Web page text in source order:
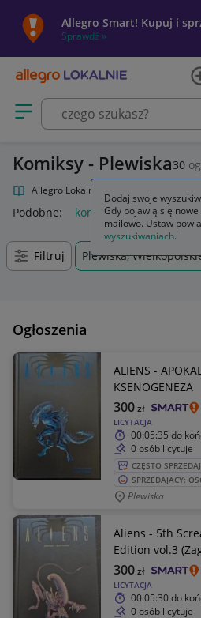
Allegro Smart! Kupuj i
Sprawdź »
Otwórz menu z kategoriami
Komiksy - Plewiska30
Allegro Lokalnie
Podobne: komiksy komiksy
Filtruj Plewiska,
Ogłoszenia
ALIENS -
KSENOGENEZA
LICYTACJA
300zł
00:05:35 do
0 osób licytuje
CZĘSTO
SPRZEDAJĄCY:
Plewiska
Aliens - 5th
Edition vol.3
LICYTACJA
300zł
00:05:30do
0 osób licytuje
Dodaj swoje
Gdy pojawią się
mailowo. Ustaw
wyszukiwaniach.